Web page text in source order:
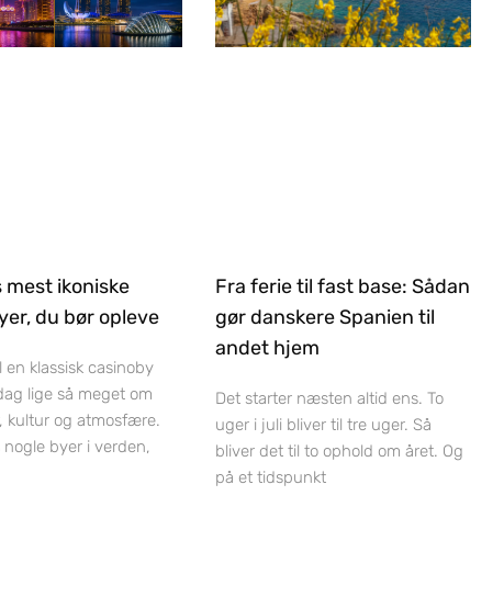
mest ikoniske
du bør opleve
en klassisk casinoby
lige så meget om
kultur og atmosfære.
nogle byer i verden,
Fra ferie til fast base: Sådan
gør danskere Spanien til
andet hjem
Det starter næsten altid ens. To
uger i juli bliver til tre uger. Så
bliver det til to ophold om året. Og
på et tidspunkt